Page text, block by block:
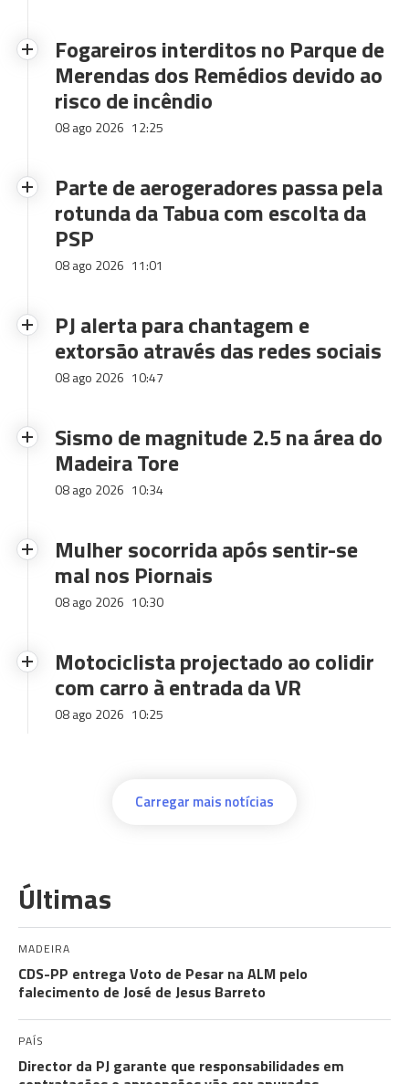
Fogareiros interditos no Parque de
Merendas dos Remédios devido ao
risco de incêndio
08 ago 2026 12:25
Parte de aerogeradores passa pela
rotunda da Tabua com escolta da
PSP
08 ago 2026 11:01
PJ alerta para chantagem e
extorsão através das redes sociais
08 ago 2026 10:47
Sismo de magnitude 2.5 na área do
Madeira Tore
08 ago 2026 10:34
Mulher socorrida após sentir-se
mal nos Piornais
08 ago 2026 10:30
Motociclista projectado ao colidir
com carro à entrada da VR
08 ago 2026 10:25
Carregar mais notícias
Últimas
MADEIRA
CDS-PP entrega Voto de Pesar na ALM pelo
falecimento de José de Jesus Barreto
PAÍS
Director da PJ garante que responsabilidades em